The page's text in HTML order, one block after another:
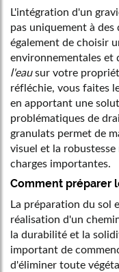
L'intégration d'un
pas uniquement à
également de choisir
environnementales et
l'eausur votre
réfléchie, vous faites
en apportant une
problématiques de
granulats permet de
visuel et la
charges importantes.
Comment préparer
La préparation du sol
réalisation d'un
la durabilité et la
important de
d'éliminer toute